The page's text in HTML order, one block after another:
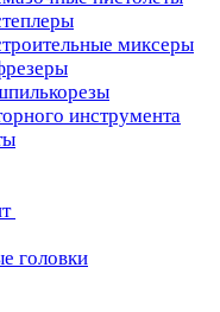
миксеры
инструмента
головки